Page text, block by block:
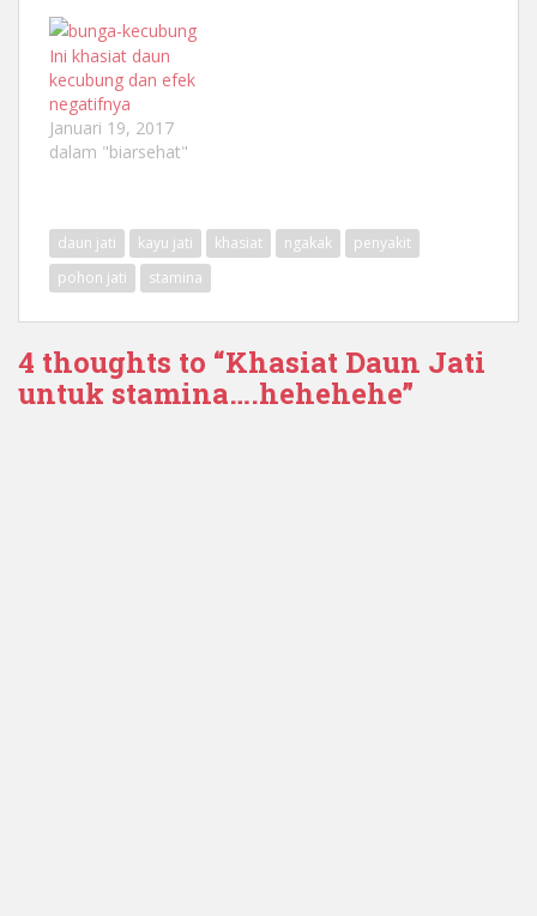
Ini khasiat daun
kecubung dan efek
negatifnya
Januari 19, 2017
dalam "biarsehat"
daun jati kayu jati khasiat ngakak
penyakit
pohon jati
stamina
4 thoughts to “Khasiat Daun Jati
untuk stamina….hehehehe”